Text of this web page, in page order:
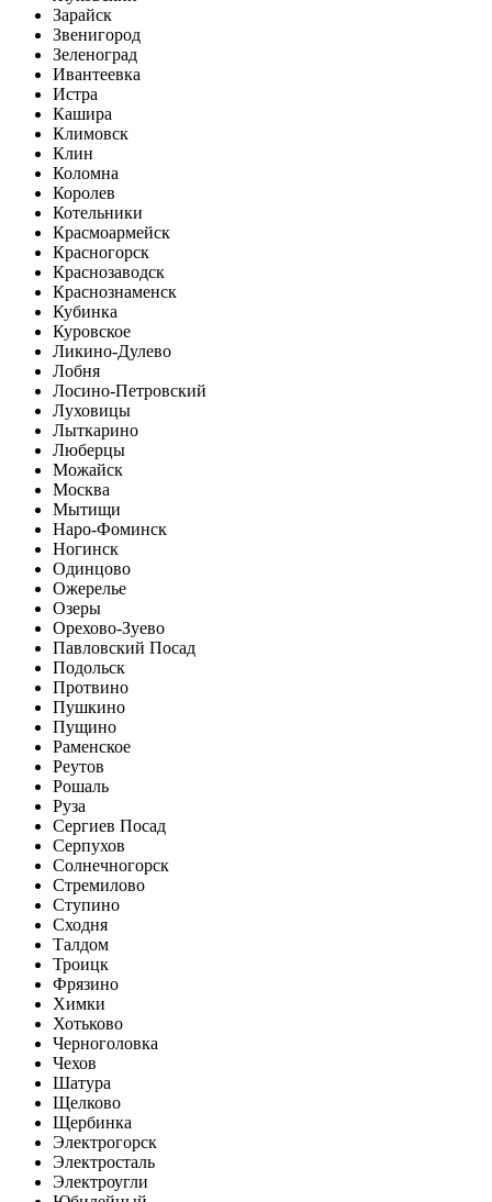
Зарайск
Звенигород
Зеленоград
Ивантеевка
Истра
Кашира
Климовск
Клин
Коломна
Королев
Котельники
Красмоармейск
Красногорск
Краснозаводск
Краснознаменск
Кубинка
Куровское
Ликино-Дулево
Лобня
Лосино-Петровский
Луховицы
Лыткарино
Люберцы
Можайск
Москва
Мытищи
Наро-Фоминск
Ногинск
Одинцово
Ожерелье
Озеры
Орехово-Зуево
Павловский Посад
Подольск
Протвино
Пушкино
Пущино
Раменское
Реутов
Рошаль
Руза
Сергиев Посад
Серпухов
Солнечногорск
Стремилово
Ступино
Сходня
Талдом
Троицк
Фрязино
Химки
Хотьково
Черноголовка
Чехов
Шатура
Щелково
Щербинка
Электрогорск
Электросталь
Электроугли